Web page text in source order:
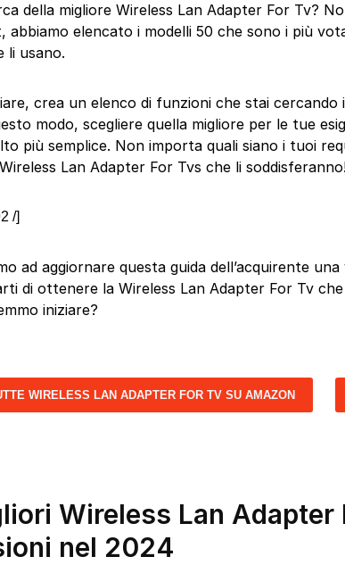
della migliore Wireless Lan Adapter For Tv?
abbiamo elencato i modelli 50 che sono i più
li usano.
crea un elenco di funzioni che stai cercando
modo, scegliere quella migliore per le tue
più semplice. Non importa quali siano i tuoi
Lan Adapter For Tvs che li
/]
ad aggiornare questa guida dell’acquirente
di ottenere la Wireless Lan Adapter For Tv che
iniziare?
WIRELESS LAN ADAPTER FOR TV SU AMAZON
Wireless Lan Adapter
nel 2024